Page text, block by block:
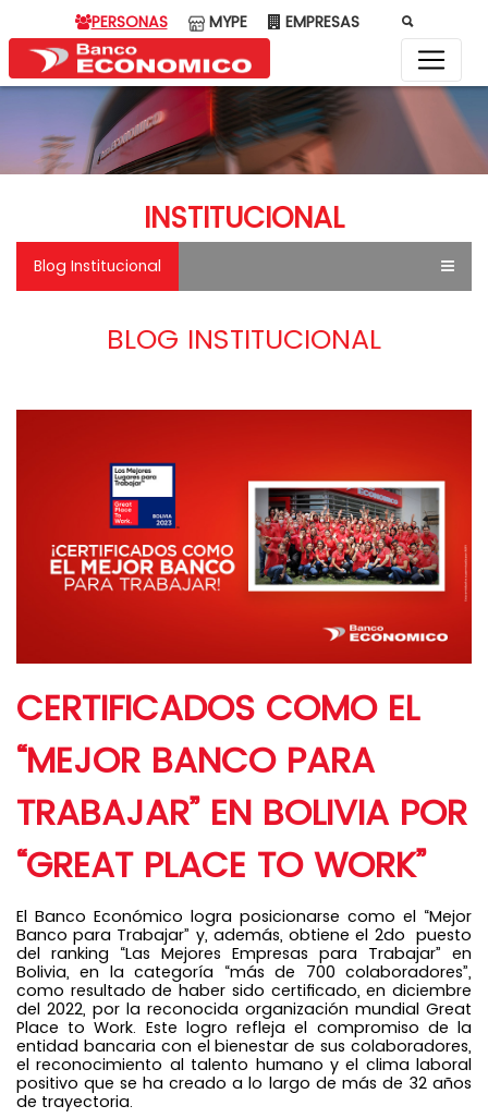
PERSONAS MYPE EMPRESAS
INSTITUCIONAL
Blog Institucional
BLOG INSTITUCIONAL
CERTIFICADOS COMO EL
“MEJOR BANCO PARA
TRABAJAR” EN BOLIVIA POR
“GREAT PLACE TO WORK”
El Banco Económico logra posicionarse como el “Mejor
Banco para Trabajar” y, además, obtiene el 2do puesto
del ranking “Las Mejores Empresas para Trabajar” en
Bolivia, en la categoría “más de 700 colaboradores”,
como resultado de haber sido certificado, en diciembre
del 2022, por la reconocida organización mundial Great
Place to Work. Este logro refleja el compromiso de la
entidad bancaria con el bienestar de sus colaboradores,
el reconocimiento al talento humano y el clima laboral
positivo que se ha creado a lo largo de más de 32 años
de trayectoria.